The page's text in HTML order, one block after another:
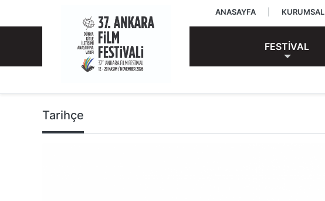
ANASAYFA KURUMSAL
FESTİVAL
Tarihçe